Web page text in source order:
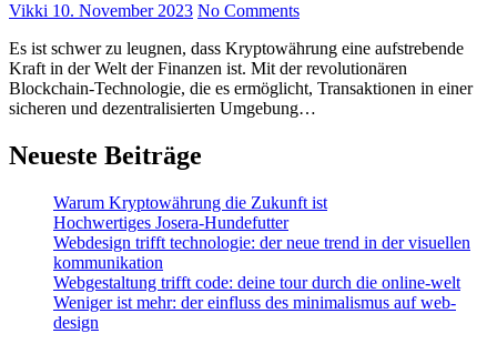
Vikki 10. November 2023 No Comments
Es ist schwer zu leugnen, dass Kryptowährung eine aufstrebende
Kraft in der Welt der Finanzen ist. Mit der revolutionären
Blockchain-Technologie, die es ermöglicht, Transaktionen in einer
sicheren und dezentralisierten Umgebung…
Neueste Beiträge
Warum Kryptowährung die Zukunft ist
Hochwertiges Josera-Hundefutter
Webdesign trifft technologie: der neue trend in der visuellen
kommunikation
Webgestaltung trifft code: deine tour durch die online-welt
Weniger ist mehr: der einfluss des minimalismus auf web-
design